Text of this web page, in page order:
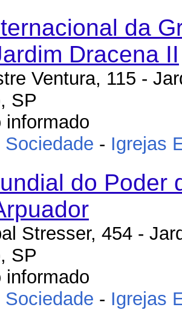
da
Dracena II
Ventura, 115 -
SP
informado
Sociedade - Igrejas
do Poder
Stresser, 454 -
SP
informado
Sociedade - Igrejas